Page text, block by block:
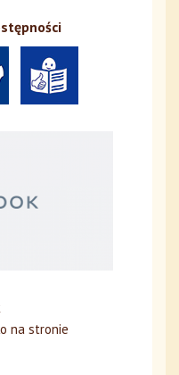
na stronie